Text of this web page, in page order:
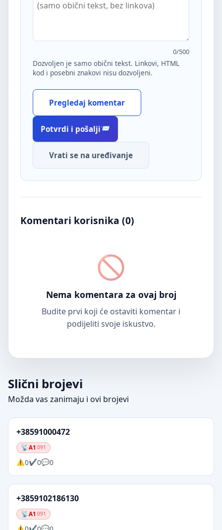
0/500
Dozvoljen je samo obični tekst. Linkovi, HTML
kod i posebni znakovi nisu dozvoljeni.
Pregledaj komentar
Potvrdi i pošalji
Vrati se na uređivanje
Komentari korisnika (0)
Nema komentara za ovaj broj
Budite prvi koji će ostaviti komentar i
podijeliti svoje iskustvo.
Slični brojevi
Možda vas zanimaju i ovi brojevi
+38591000472
A1 091
0 0 0
+3859102186130
A1 091